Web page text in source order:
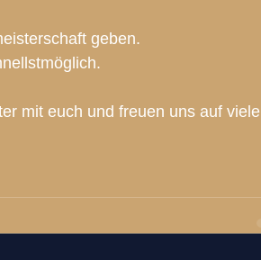
geben.
mit euch und freuen uns auf viele